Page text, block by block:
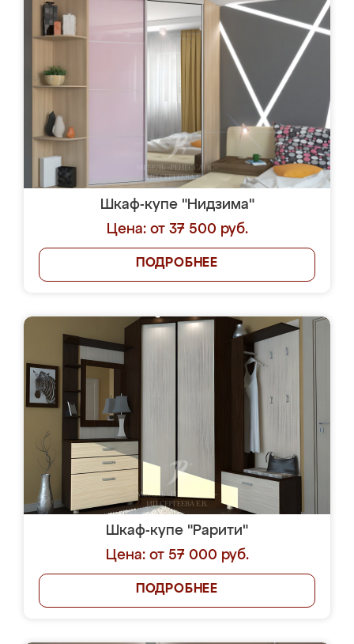
Шкаф-купе "Нидзима"
Цена: от 37 500 руб.
ПОДРОБНЕЕ
Шкаф-купе "Рарити"
Цена: от 57 000 руб.
ПОДРОБНЕЕ